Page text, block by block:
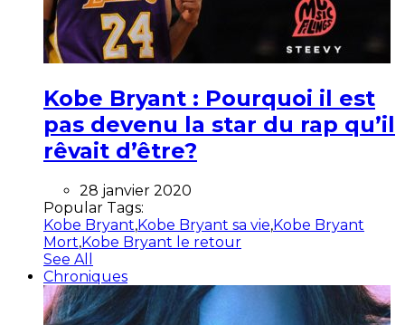
Kobe Bryant : Pourquoi il est
pas devenu la star du rap qu’il
rêvait d’être?
28 janvier 2020
Popular Tags:
Kobe Bryant,Kobe Bryant sa vie,Kobe Bryant
Mort,Kobe Bryant le retour
See All
Chroniques